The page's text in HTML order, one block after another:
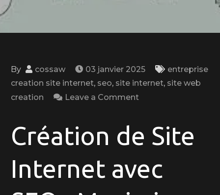
By cossaw 03 janvier 2025
entreprise
creation site internet, seo, site internet, site web
creation
Leave a Comment
Visibilité
Ligne
avec
Création de Site
Internet avec